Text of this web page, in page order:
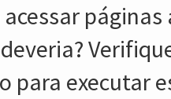
para executar